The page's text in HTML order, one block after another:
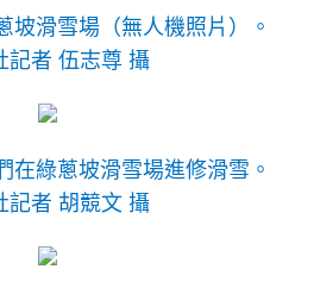
坡滑雪場（無人機照片）。
記者 伍志尊 攝
在綠蔥坡滑雪場進修滑雪。
記者 胡競文 攝